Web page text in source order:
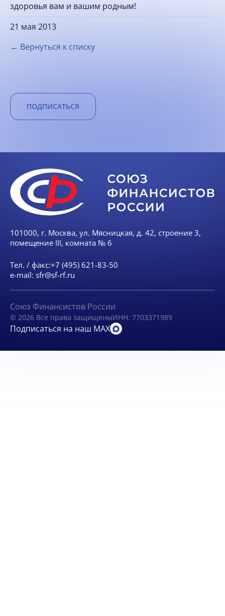
здоровья вам и вашим родным!
21 мая 2013
← Вернуться к списку
ПОДПИСАТЬСЯ
101000, г. Москва, ул. Мясницкая, д. 42, строение 3,
помещение III, комната № 6
Тел. / факс:+7 (495) 621-83-50
e-mail: sfr@sf-rf.ru
Союз Финансистов России
© 2026 Все права защищеныИНН: 7703371989
Подписаться на наш MAX